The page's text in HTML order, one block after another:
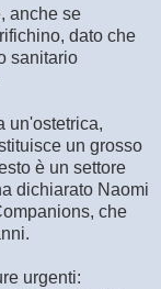
anche se
dato che
sanitario
un'ostetrica,
un grosso
è un settore
dichiarato Naomi
che
urgenti: